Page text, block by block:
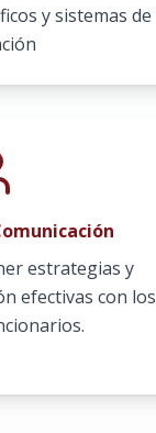
y sistemas de
estrategias y
efectivas con los